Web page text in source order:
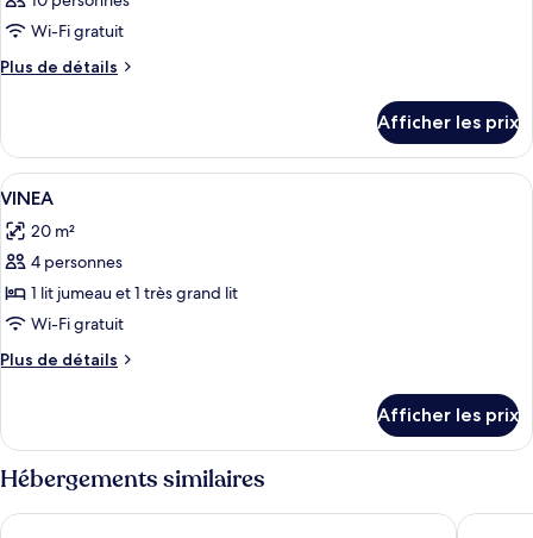
Wi-Fi gratuit
Plus de détails
Plus
Chambre
Afficher les prix
Afficher
toutes
les
photos
pour
ce
type
de
VINEA
Lit de bébé (gratuit), accès au Wi-Fi
6
VINEA
20 m²
4 personnes
1 lit jumeau et 1 très grand lit
Wi-Fi gratuit
Plus de détails
Plus
VINEA
Afficher les prix
Hébergements similaires
Aminess Vival Port9 Resort